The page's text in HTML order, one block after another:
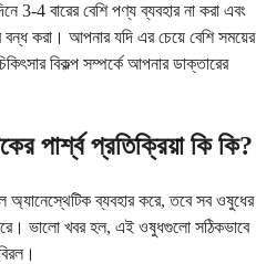
3-4 বারের বেশি পণ্য ব্যবহার না করা এবং
করা। আপনার যদি এর চেয়ে বেশি সময়ের
বিকল্প সম্পর্কে আপনার ডাক্তারের
পার্শ্ব প্রতিক্রিয়া কি কি?
অ্যানেস্থেটিক ব্যবহার করে, তবে সব ওষুধের
ভালো খবর হল, এই ওষুধগুলো সঠিকভাবে